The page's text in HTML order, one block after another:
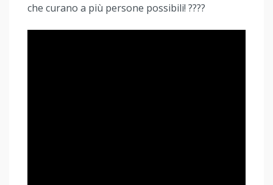
che curano a più persone possibili! ????